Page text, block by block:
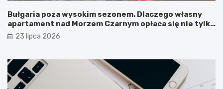
Bułgaria poza wysokim sezonem. Dlaczego własny
apartament nad Morzem Czarnym opłaca się nie tylko
latem?
23 lipca 2026